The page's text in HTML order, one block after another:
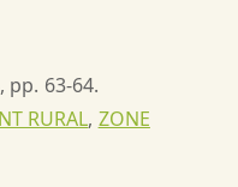
pp. 63-64.
RURAL, ZONE